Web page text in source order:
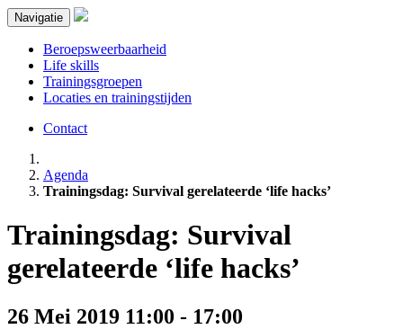
Navigatie
Beroepsweerbaarheid
Life skills
Trainingsgroepen
Locaties en trainingstijden
Contact
Agenda
Trainingsdag: Survival gerelateerde ‘life hacks’
Trainingsdag: Survival
gerelateerde ‘life hacks’
26 Mei 2019 11:00 - 17:00